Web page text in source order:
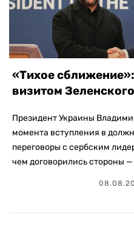
«Тихое
визитом
Президент Украины
момента вступления в
переговоры с сербским
чем договорились стороны —